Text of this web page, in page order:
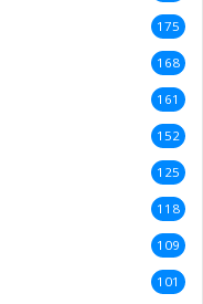
175
168
161
152
125
118
109
101